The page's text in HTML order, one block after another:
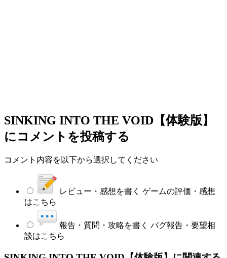
SINKING INTO THE VOID【体験版】
にコメントを投稿する
コメント内容を以下から選択してください
レビュー・感想を書く ゲームの評価・感想
はこちら
報告・質問・攻略を書く バグ報告・要望相
談はこちら